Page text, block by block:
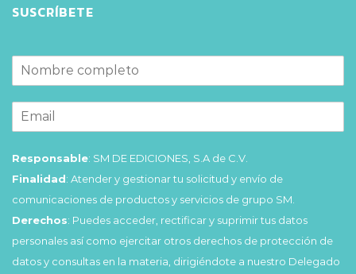
SUSCRÍBETE
Responsable: SM DE EDICIONES, S.A de C.V.
Finalidad: Atender y gestionar tu solicitud y envío de
comunicaciones de productos y servicios de grupo SM.
Derechos: Puedes acceder, rectificar y suprimir tus datos
personales así como ejercitar otros derechos de protección de
datos y consultas en la materia, dirigiéndote a nuestro Delegado